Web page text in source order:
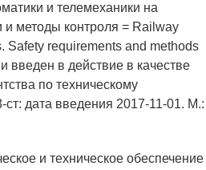
и телемеханики на
и методы контроля = Railway
Safety requirements and methods
введен в действие в качестве
по техническому
дата введения 2017-11-01. М.:
и техническое обеспечение